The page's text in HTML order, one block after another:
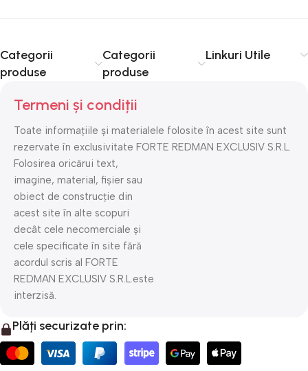
Categorii
produse
Categorii
produse
Linkuri Utile
Termeni și condiții
Toate informațiile și materialele folosite în acest site sunt
rezervate în exclusivitate FORTE REDMAN EXCLUSIV S.R.L.
Folosirea oricărui text,
imagine, material, fișier sau
obiect de construcție din
acest site în alte scopuri
decât cele necomerciale și
cele specificate în site fără
acordul scris al FORTE
REDMAN EXCLUSIV S.R.L.este
interzisă.
Plăți securizate prin: